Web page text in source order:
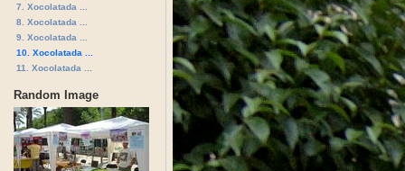
7. Xocolatada ...
8. Xocolatada ...
9. Xocolatada ...
10. Xocolatada ...
11. Xocolatada ...
Random Image